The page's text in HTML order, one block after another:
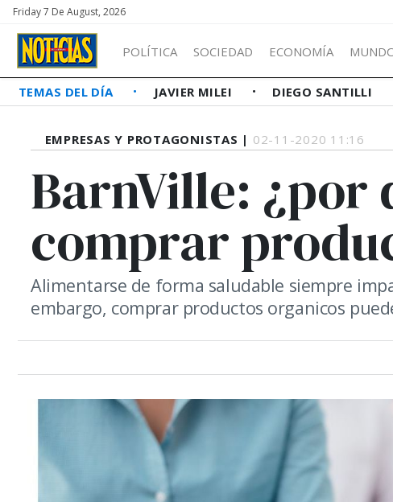
Friday 7 De August, 2026
POLÍTICA SOCIEDAD ECONOMÍA
TEMAS DEL DÍA JAVIER MILEI DIEGO SANTILLI
EMPRESAS Y PROTAGONISTAS | 02-11-2020 11:16
BarnVille: ¿por
comprar
Alimentarse de forma saludable siempre
embargo, comprar productos organicos